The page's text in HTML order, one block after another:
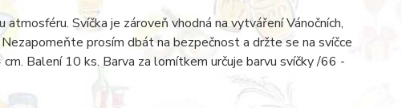
Svíčka je zároveň vhodná na vytváření Vánočních,
prosím dbát na bezpečnost a držte se na svíčce
Balení 10 ks. Barva za lomítkem určuje barvu svíčky /66 -